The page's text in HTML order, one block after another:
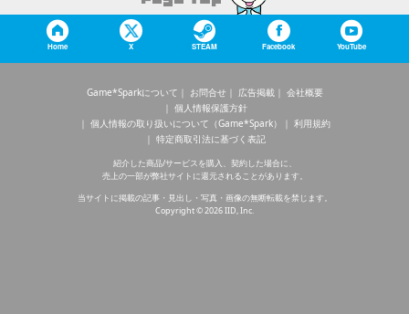
Home X STEAM Facebook YouTube
Game*Sparkについて お問合せ 広告掲載
会社概要
個人情報保護方針
個人情報の取り扱いについて（Game*Spark）
利用規約
特定商取引法に基づく表記
紹介した商品/サービスを購入、契約した場合に、
売上の一部が弊社サイトに還元されることがあります。
当サイトに掲載の記事・見出し・写真・画像の無断転載を禁じます。
Copyright © 2026 IID, Inc.